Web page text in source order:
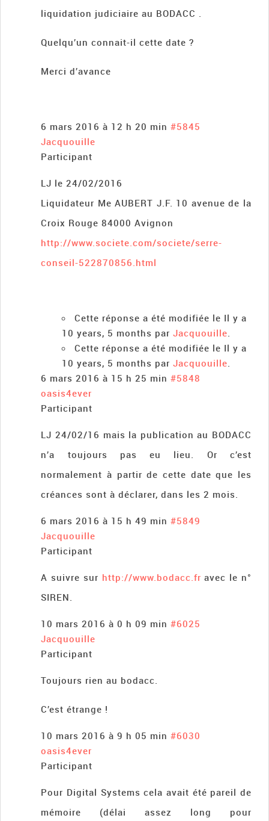
liquidation judiciaire au BODACC .
Quelqu’un connait-il cette date ?
Merci d’avance
6 mars 2016 à 12 h 20 min #5845
Jacquouille
Participant
LJ le 24/02/2016
Liquidateur Me AUBERT J.F. 10 avenue de la
Croix Rouge 84000 Avignon
http://www.societe.com/societe/serre-
conseil-522870856.html
Cette réponse a été modifiée le Il y a
10 years, 5 months parJacquouille
Cette réponse a été modifiée le Il y a
10 years, 5 months parJacquouille
6 mars 2016 à 15 h 25 min #5848
oasis4ever
Participant
LJ 24/02/16 mais la publication au BODACC
n’a toujours pas eu lieu. Or c’est
normalement à partir de cette date que les
créances sont à déclarer, dans les 2 mois.
6 mars 2016 à 15 h 49 min #5849
Jacquouille
Participant
A suivre sur http://www.bodacc.fr avec le n°
SIREN.
10 mars 2016 à 0 h 09 min #6025
Jacquouille
Participant
Toujours rien au bodacc.
C’est étrange !
10 mars 2016 à 9 h 05 min #6030
oasis4ever
Participant
Pour Digital Systems cela avait été pareil de
mémoire (délai assez long pour